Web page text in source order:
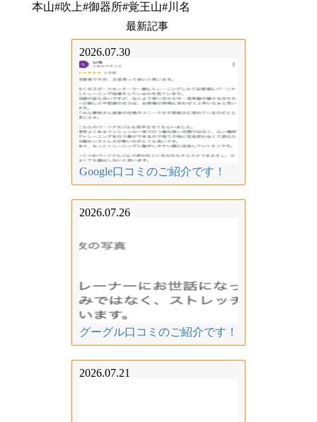
本山#吹上#御器所#覚王山#川名
最新記事
2026.07.30
Google口コミのご紹介です！
2026.07.26
グーグル口コミのご紹介です！
2026.07.21